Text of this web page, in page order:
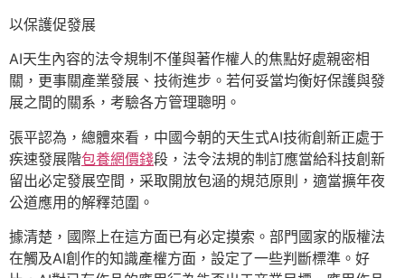
以保護促發展
AI天生內容的法令規制不僅與著作權人的焦點好處親密相
關，更事關產業發展、技術進步。若何妥當均衡好保護與發
展之間的關系，考驗各方管理聰明。
張平認為，總體來看，中國今朝的天生式AI技術創新正處于
疾速發展階包養網價錢段，法令法規的制訂應當給科技創新
留出必定發展空間，采取開放包涵的規范原則，適當擴年夜
公道應用的解釋范圍。
據清楚，國際上在這方面已有必定摸索。部門國家的版權法
在觸及AI創作的知識產權方面，設定了一些判斷標準。好